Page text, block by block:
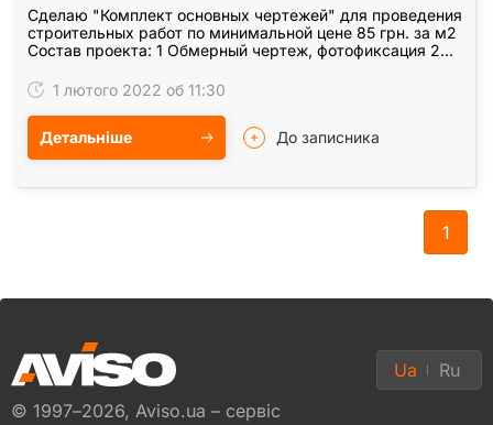
Сделаю "Комплект основных чертежей" для проведения
строительных работ по минимальной цене 85 грн. за м2
Состав проекта: 1 Обмерный чертеж, фотофиксация 2
1 лютого 2022 об 11:30
Детальніше До записника
1
© 1997–2026, Aviso.ua – сервіс
Ua Ru